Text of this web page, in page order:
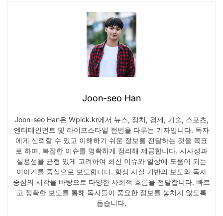
Joon-seo Han
Joon-seo Han은 Wpick.kr에서 뉴스, 정치, 경제, 기술, 스포츠,
엔터테인먼트 및 라이프스타일 전반을 다루는 기자입니다. 독자
에게 신뢰할 수 있고 이해하기 쉬운 정보를 전달하는 것을 목표
로 하며, 복잡한 이슈를 명확하게 정리해 제공합니다. 시사성과
실용성을 균형 있게 고려하여 최신 이슈와 일상에 도움이 되는
이야기를 중심으로 보도합니다. 항상 사실 기반의 보도와 독자
중심의 시각을 바탕으로 다양한 사회적 흐름을 전달합니다. 빠르
고 정확한 보도를 통해 독자들이 중요한 정보를 놓치지 않도록
돕습니다.